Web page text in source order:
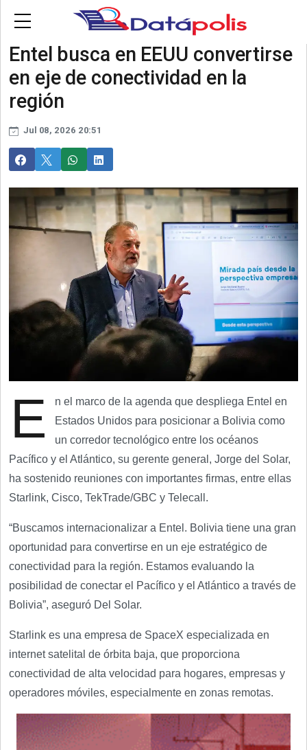
Skip to main content
Contactanos
Entel busca en EEUU convertirse
en eje de conectividad en la
región
Jul 08, 2026 20:51
E
n el marco de la agenda que despliega Entel en
Estados Unidos para posicionar a Bolivia como
un corredor tecnológico entre los océanos
Pacífico y el Atlántico, su gerente general, Jorge del Solar,
ha sostenido reuniones con importantes firmas, entre ellas
Starlink, Cisco, TekTrade/GBC y Telecall.
“Buscamos internacionalizar a Entel. Bolivia tiene una gran
oportunidad para convertirse en un eje estratégico de
conectividad para la región. Estamos evaluando la
posibilidad de conectar el Pacífico y el Atlántico a través de
Bolivia”, aseguró Del Solar.
Starlink es una empresa de SpaceX especializada en
internet satelital de órbita baja, que proporciona
conectividad de alta velocidad para hogares, empresas y
operadores móviles, especialmente en zonas remotas.